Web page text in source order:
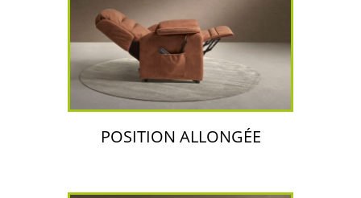
POSITION ALLONGÉE